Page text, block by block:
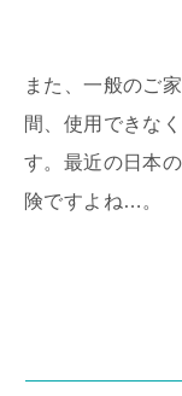
また、一般のご
間、使用できな
す。最近の日本
険ですよね…。